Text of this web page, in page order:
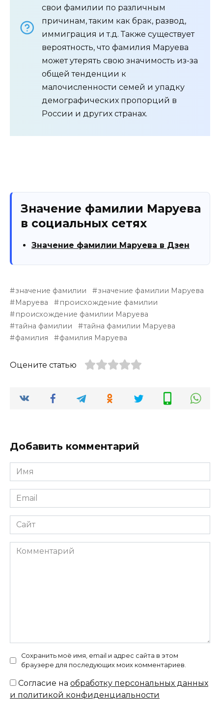
свои фамилии по различным
причинам, таким как брак, развод,
иммиграция и т.д. Также существует
вероятность, что фамилия Маруева
может утерять свою значимость из-за
общей тенденции к
малочисленности семей и упадку
демографических пропорций в
России и других странах.
Значение фамилии Маруева
в социальных сетях
Значение фамилии Маруева в Дзен
значение фамилии
значение фамилии Маруева
Маруева
происхождение фамилии
происхождение фамилии Маруева
тайна фамилии
тайна фамилии Маруева
фамилия
фамилия Маруева
Оцените статью
Добавить комментарий
Имя
*
Email
*
Сайт
Комментарий
Сохранить моё имя, email и адрес сайта в этом
браузере для последующих моих комментариев.
Согласие на обработку персональных данных
и политикой конфиденциальности